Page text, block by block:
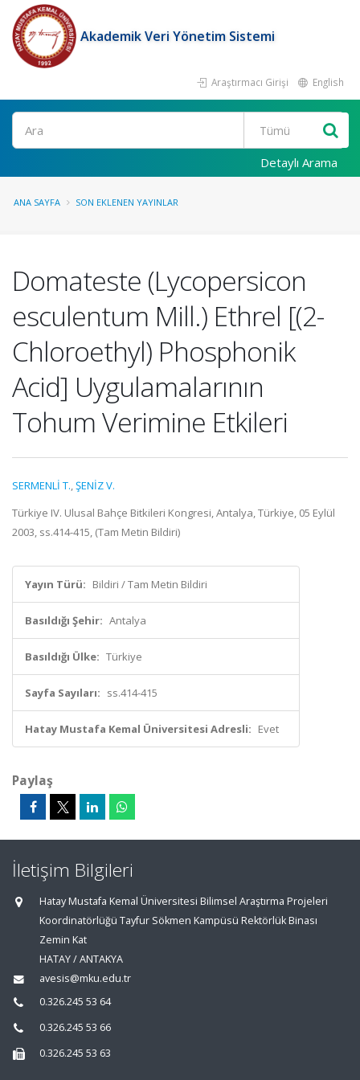
Akademik Veri Yönetim Sistemi
Araştırmacı Girişi English
Ara
Detaylı Arama
ANA SAYFA SON EKLENEN YAYINLAR
Domateste (Lycopersicon
esculentum Mill.) Ethrel [(2-
Chloroethyl) Phosphonik
Acid] Uygulamalarının
Tohum Verimine Etkileri
SERMENLİ T.,ŞENİZ V.
Türkiye IV. Ulusal Bahçe Bitkileri Kongresi, Antalya, Türkiye, 05 Eylül
2003, ss.414-415, (Tam Metin Bildiri)
Yayın Türü: Bildiri / Tam Metin Bildiri
Basıldığı Şehir: Antalya
Basıldığı Ülke: Türkiye
Sayfa Sayıları: ss.414-415
Hatay Mustafa Kemal Üniversitesi Adresli: Evet
Paylaş
İletişim Bilgileri
Hatay Mustafa Kemal Üniversitesi Bilimsel Araştırma Projeleri
Koordinatörlüğü Tayfur Sökmen Kampüsü Rektörlük Binası
Zemin Kat
HATAY / ANTAKYA
avesis@mku.edu.tr
0.326.245 53 64
0.326.245 53 66
0.326.245 53 63